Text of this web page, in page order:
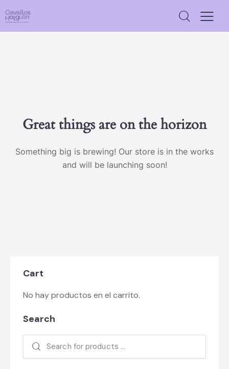
Great things are on the horizon
Something big is brewing! Our store is in the works
and will be launching soon!
Cart
No hay productos en el carrito.
Search